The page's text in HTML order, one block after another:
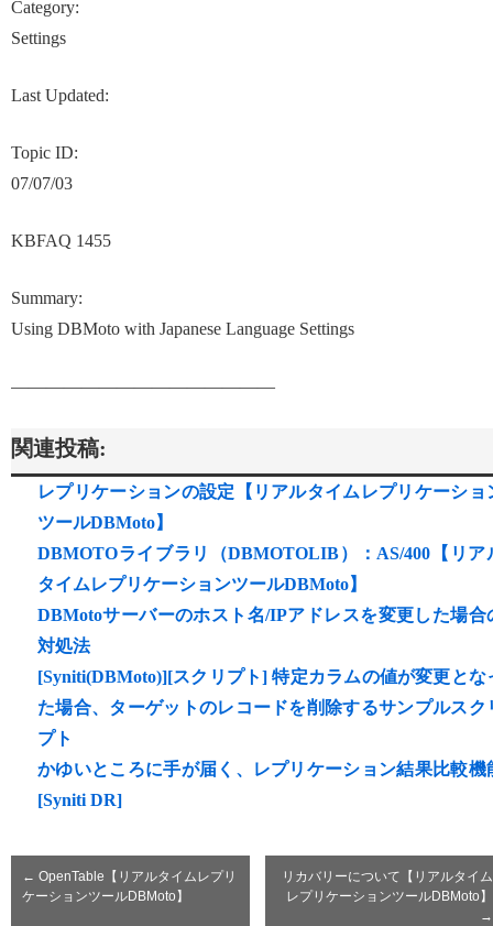
Category:
Settings
Last Updated:
Topic ID:
07/07/03
KBFAQ 1455
Summary:
Using DBMoto with Japanese Language Settings
———————————————
関連投稿:
レプリケーションの設定【リアルタイムレプリケーショ
ツールDBMoto】
DBMOTOライブラリ（DBMOTOLIB）：AS/400【リア
タイムレプリケーションツールDBMoto】
DBMotoサーバーのホスト名/IPアドレスを変更した場合
対処法
[Syniti(DBMoto)][スクリプト] 特定カラムの値が変更とな
た場合、ターゲットのレコードを削除するサンプルスク
プト
かゆいところに手が届く、レプリケーション結果比較機
[Syniti DR]
← OpenTable【リアルタイムレプリ
ケーションツールDBMoto】
リカバリーについて【リアルタイム
レプリケーションツールDBMoto】
→